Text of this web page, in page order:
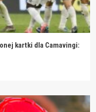
kartki dla Camavingi: